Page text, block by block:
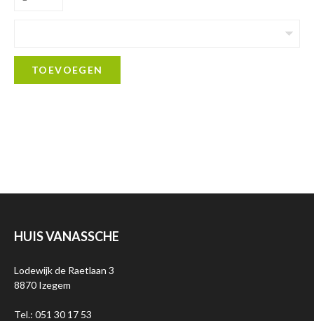
TOEVOEGEN
HUIS VANASSCHE
Lodewijk de Raetlaan 3
8870 Izegem
Tel.: 051 30 17 53